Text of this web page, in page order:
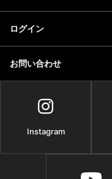
ログイン
お問い合わせ
Instagram